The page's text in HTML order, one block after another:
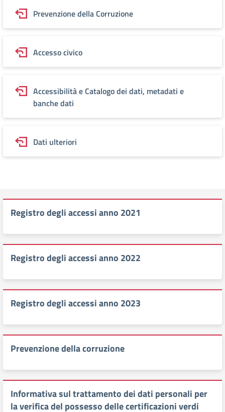
Prevenzione della Corruzione
Accesso civico
Accessibilità e Catalogo dei dati, metadati e
banche dati
Dati ulteriori
Registro degli accessi anno 2021
Registro degli accessi anno 2022
Registro degli accessi anno 2023
Prevenzione della corruzione
Informativa sul trattamento dei dati personali per
la verifica del possesso delle certificazioni verdi